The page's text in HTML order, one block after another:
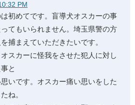
PM
初めてです。盲導犬オスカーの事
てもいられません。埼玉県警の方
捕まえていただきたいです。
スカーに怪我をさせた犯人に対し
と
いです。オスカー痛い思いをした
ね。